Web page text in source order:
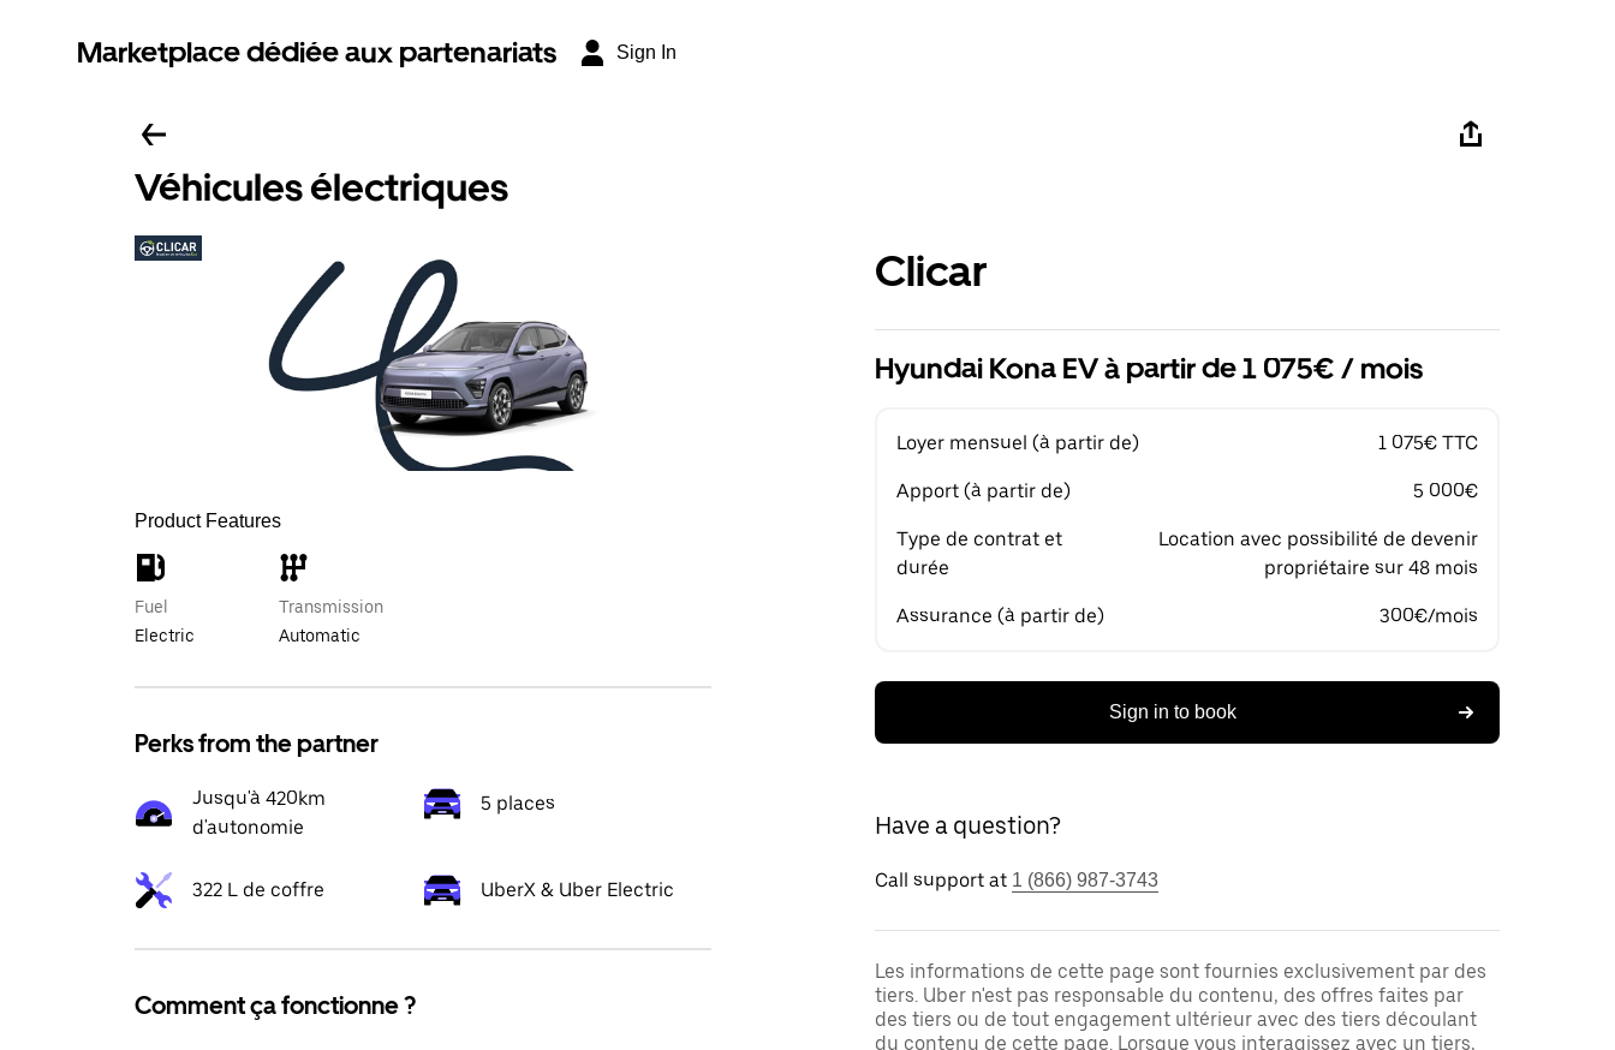
Marketplace dédiée aux partenariats Sign In
Véhicules électriques
Product Features
Fuel
Electric
Transmission
Automatic
Perks from the partner
Jusqu'à 420km
d'autonomie
5 places
322 L de coffre UberX & Uber Electric
Comment ça fonctionne ?
Clicar
Hyundai Kona EV à partir de 1 075€ / mois
Loyer mensuel (à partir de) 1 075€ TTC
Apport (à partir de) 5 000€
Type de contrat et
durée
Location avec possibilité de devenir
propriétaire sur 48 mois
Assurance (à partir de) 300€/mois
Sign in to book
Have a question?
Call support at 1 (866) 987-3743
Les informations de cette page sont fournies exclusivement par des
tiers. Uber n'est pas responsable du contenu, des offres faites par
des tiers ou de tout engagement ultérieur avec des tiers découlant
du contenu de cette page. Lorsque vous interagissez avec un tiers,